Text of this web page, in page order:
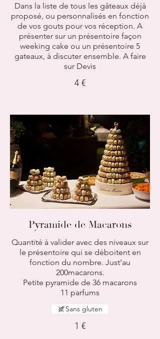
Dans la liste de tous les gâteaux déjà
proposé, ou personnalisés en fonction
de vos gouts pour vos réception. A
présenter sur un présentoire façon
weeking cake ou un présentoire 5
gateaux, à discuter ensemble. A faire
sur Devis
4 €
Pyramide de Macarons
Quantité à valider avec des niveaux sur
le présentoire qui se déboitent en
fonction du nombre. Just'au
200macarons.
Petite pyramide de 36 macarons
11 parfums
1 €
Sans gluten